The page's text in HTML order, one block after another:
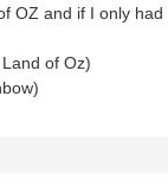
OZ and if I only had
of Oz)